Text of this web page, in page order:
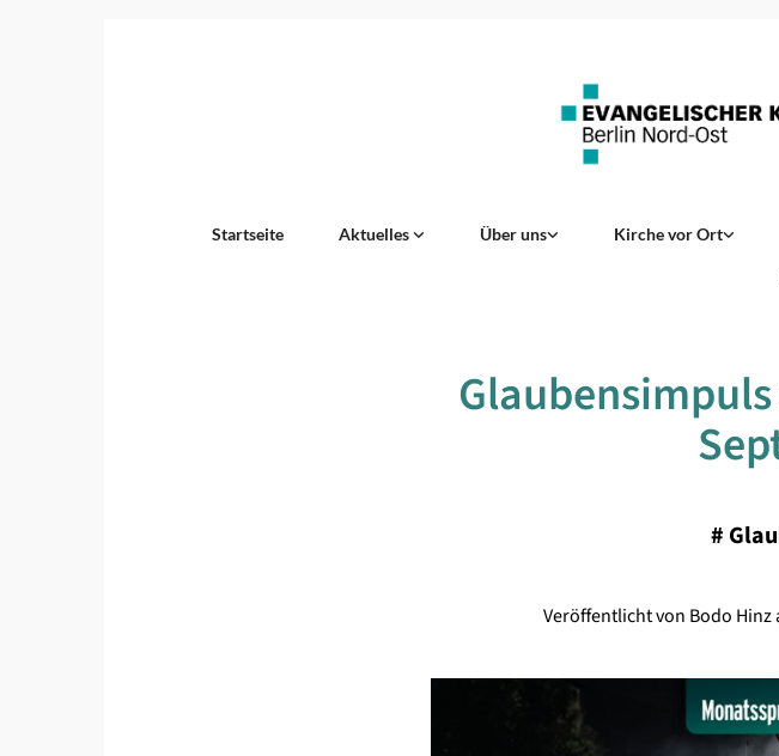
Startseite Aktuelles Über uns Kirche vor Ort
#
Veröffentlicht von Bodo Hinz